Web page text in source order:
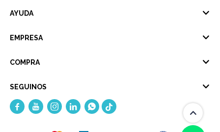
AYUDA
EMPRESA
COMPRA
SEGUINOS
    